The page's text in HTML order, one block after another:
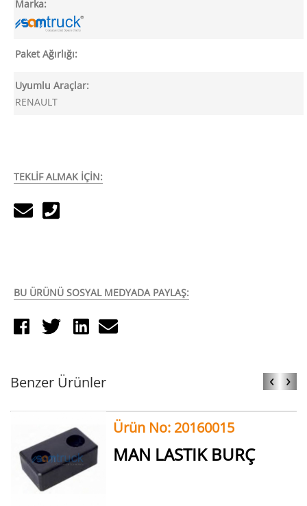
Marka:
Paket Ağırlığı:
Uyumlu Araçlar:
RENAULT
TEKLİF ALMAK İÇİN:
BU ÜRÜNÜ SOSYAL MEDYADA PAYLAŞ:
Benzer Ürünler ‹ ›
Ürün No: 20160015
MAN LASTIK BURÇ